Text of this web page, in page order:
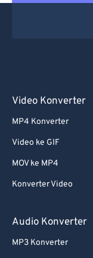
Video Konverter
MP4 Konverter
Video ke GIF
MOV ke MP4
Konverter Video
Audio Konverter
MP3 Konverter